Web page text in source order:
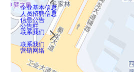
企业基本信息
人员招聘信息
信息公告
公告栏
联系我们
联系我们
营销网络